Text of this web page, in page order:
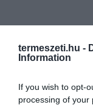
termeszeti.hu -
Information
If you wish to opt-
processing of your